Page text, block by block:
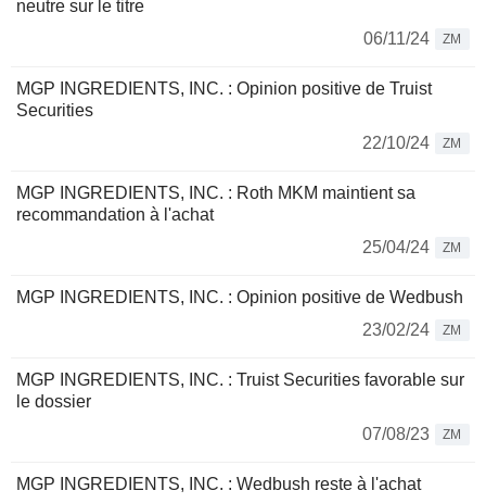
neutre sur le titre
06/11/24
ZM
MGP INGREDIENTS, INC. : Opinion positive de Truist
Securities
22/10/24
ZM
MGP INGREDIENTS, INC. : Roth MKM maintient sa
recommandation à l'achat
25/04/24
ZM
MGP INGREDIENTS, INC. : Opinion positive de Wedbush
23/02/24
ZM
MGP INGREDIENTS, INC. : Truist Securities favorable sur
le dossier
07/08/23
ZM
MGP INGREDIENTS, INC. : Wedbush reste à l'achat